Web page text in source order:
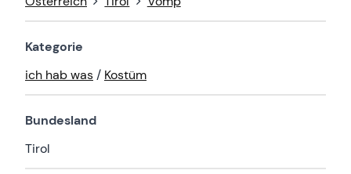
Kategorie
ich hab was/ Kostüm
Bundesland
Tirol